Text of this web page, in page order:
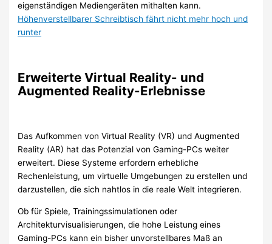
eigenständigen Mediengeräten mithalten kann.
Höhenverstellbarer Schreibtisch fährt nicht mehr hoch und
runter
Erweiterte Virtual Reality- und
Augmented Reality-Erlebnisse
Das Aufkommen von Virtual Reality (VR) und Augmented
Reality (AR) hat das Potenzial von Gaming-PCs weiter
erweitert. Diese Systeme erfordern erhebliche
Rechenleistung, um virtuelle Umgebungen zu erstellen und
darzustellen, die sich nahtlos in die reale Welt integrieren.
Ob für Spiele, Trainingssimulationen oder
Architekturvisualisierungen, die hohe Leistung eines
Gaming-PCs kann ein bisher unvorstellbares Maß an